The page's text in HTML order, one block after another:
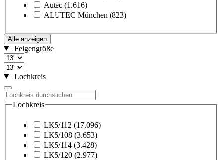
Autec (1.616)
ALUTEC München (823)
Alle anzeigen
Felgengröße
Lochkreis
Lochkreis
LK5/112 (17.096)
LK5/108 (3.653)
LK5/114 (3.428)
LK5/120 (2.977)